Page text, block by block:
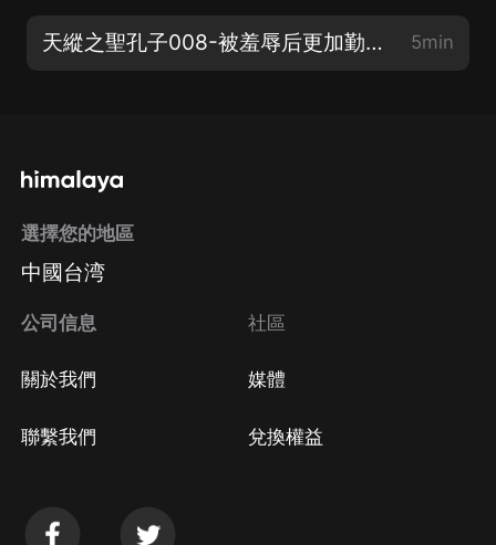
天縱之聖孔子008-被羞辱后更加勤奮（上） 5min
選擇您的地區
中國台湾
公司信息
關於我們
聯繫我們
社區
媒體
兌換權益